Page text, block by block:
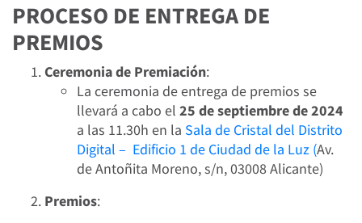
PROCESO DE ENTREGA DE
PREMIOS
Ceremonia de Premiación:
La ceremonia de entrega de premios se
llevará a cabo el 25 de septiembre de 2024
a las 11.30h en la Sala de Cristal del Distrito
Digital – Edificio 1 de Ciudad de la Luz (Av.
de Antoñita Moreno, s/n, 03008 Alicante)
Premios: